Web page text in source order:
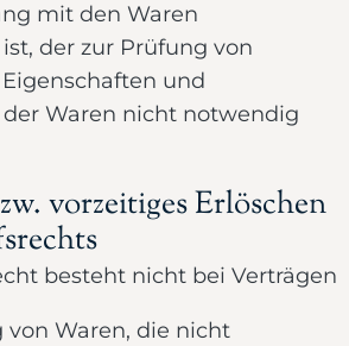
mit den Waren
der zur Prüfung von
und
Waren nicht notwendig
vorzeitiges Erlöschen
besteht nicht bei Verträgen
von Waren, die nicht